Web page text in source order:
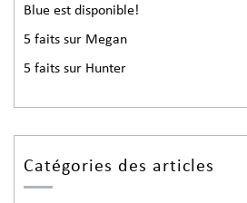
Blue est disponible!
5 faits sur Megan
5 faits sur Hunter
Catégories des articles